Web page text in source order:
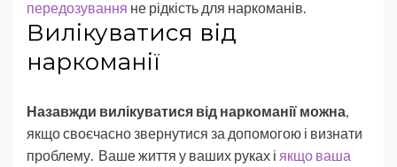
передозування не рідкість для наркоманів.
Вилікуватися від
наркоманії
Назавжди вилікуватися від наркоманії можна,
якщо своєчасно звернутися за допомогою і визнати
проблему. Ваше життя у ваших руках і якщо ваша